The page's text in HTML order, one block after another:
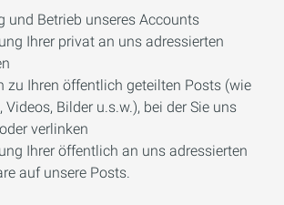
und Betrieb unseres Accounts
Ihrer privat an uns adressierten
zu Ihren öffentlich geteilten Posts (wie
Videos, Bilder u.s.w.), bei der Sie uns
verlinken
Ihrer öffentlich an uns adressierten
auf unsere Posts.